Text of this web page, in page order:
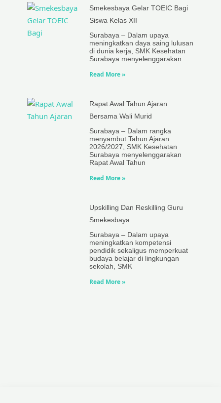
Smekesbaya Gelar TOEIC Bagi
Siswa Kelas XII
Surabaya – Dalam upaya
meningkatkan daya saing lulusan
di dunia kerja, SMK Kesehatan
Surabaya menyelenggarakan
Read More »
Rapat Awal Tahun Ajaran
Bersama Wali Murid
Surabaya – Dalam rangka
menyambut Tahun Ajaran
2026/2027, SMK Kesehatan
Surabaya menyelenggarakan
Rapat Awal Tahun
Read More »
Upskilling Dan Reskilling Guru
Smekesbaya
Surabaya – Dalam upaya
meningkatkan kompetensi
pendidik sekaligus memperkuat
budaya belajar di lingkungan
sekolah, SMK
Read More »